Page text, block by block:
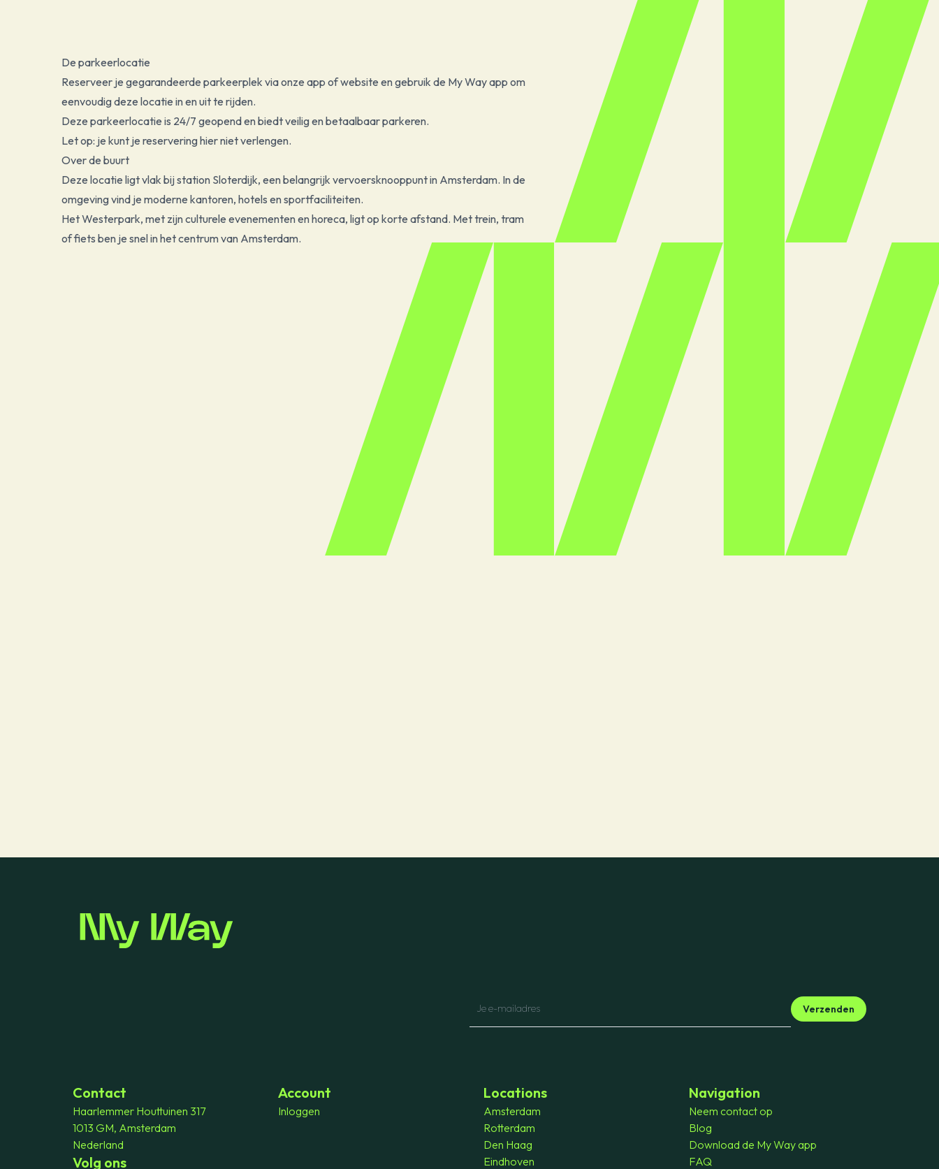
De parkeerlocatie
Reserveer je gegarandeerde parkeerplek via onze app of website en gebruik de My Way app om
eenvoudig deze locatie in en uit te rijden.
Deze parkeerlocatie is 24/7 geopend en biedt veilig en betaalbaar parkeren.
Let op: je kunt je reservering hier niet verlengen.
Over de buurt
Deze locatie ligt vlak bij station Sloterdijk, een belangrijk vervoersknooppunt in Amsterdam. In de
omgeving vind je moderne kantoren, hotels en sportfaciliteiten.
Het Westerpark, met zijn culturele evenementen en horeca, ligt op korte afstand. Met trein, tram
of fiets ben je snel in het centrum van Amsterdam.
Verzenden
Contact
Haarlemmer Houttuinen 317
1013 GM, Amsterdam
Nederland
Volg ons
Account
Inloggen
Locations
Amsterdam
Rotterdam
Den Haag
Eindhoven
Navigation
Neem contact op
Blog
Download de My Way app
FAQ